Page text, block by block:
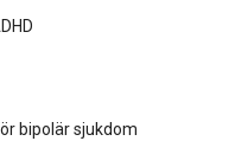
bipolär sjukdom